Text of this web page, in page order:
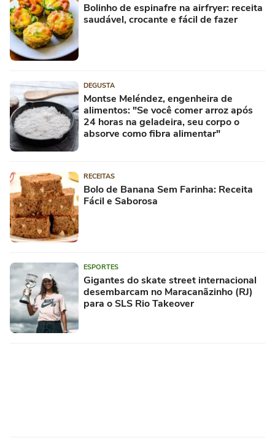
Bolinho de espinafre na airfryer: receita
saudável, crocante e fácil de fazer
DEGUSTA
Montse Meléndez, engenheira de
alimentos: "Se você comer arroz após
24 horas na geladeira, seu corpo o
absorve como fibra alimentar"
RECEITAS
Bolo de Banana Sem Farinha: Receita
Fácil e Saborosa
ESPORTES
Gigantes do skate street internacional
desembarcam no Maracanãzinho (RJ)
para o SLS Rio Takeover